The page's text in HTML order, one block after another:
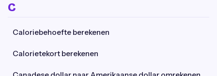
C
Caloriebehoefte berekenen
Calorietekort berekenen